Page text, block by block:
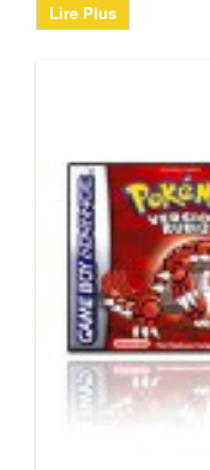
Lire Plus